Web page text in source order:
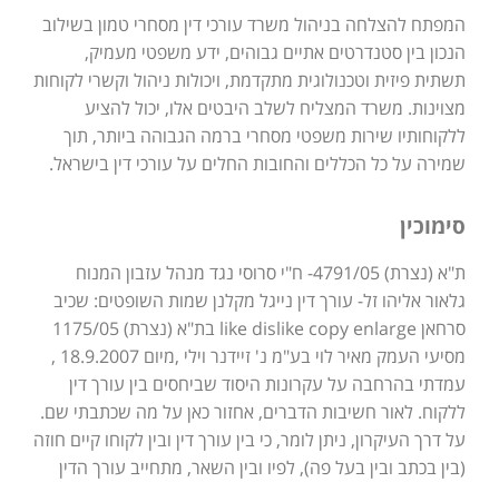
המפתח להצלחה בניהול משרד עורכי דין מסחרי טמון בשילוב
הנכון בין סטנדרטים אתיים גבוהים, ידע משפטי מעמיק,
תשתית פיזית וטכנולוגית מתקדמת, ויכולות ניהול וקשרי לקוחות
מצוינות. משרד המצליח לשלב היבטים אלו, יכול להציע
ללקוחותיו שירות משפטי מסחרי ברמה הגבוהה ביותר, תוך
שמירה על כל הכללים והחובות החלים על עורכי דין בישראל.
סימוכין
ת"א (נצרת) 4791/05- ח"י סרוסי נגד מנהל עזבון המנוח
גלאור אליהו זל- עורך דין נייגל מקלנן שמות השופטים: שכיב
סרחאן like dislike copy enlarge בת"א (נצרת) 1175/05
מסיעי העמק מאיר לוי בע"מ נ' זיידנר וילי ,מיום 18.9.2007 ,
עמדתי בהרחבה על עקרונות היסוד שביחסים בין עורך דין
ללקוח. לאור חשיבות הדברים, אחזור כאן על מה שכתבתי שם.
על דרך העיקרון, ניתן לומר, כי בין עורך דין ובין לקוחו קיים חוזה
(בין בכתב ובין בעל פה), לפיו ובין השאר, מתחייב עורך הדין